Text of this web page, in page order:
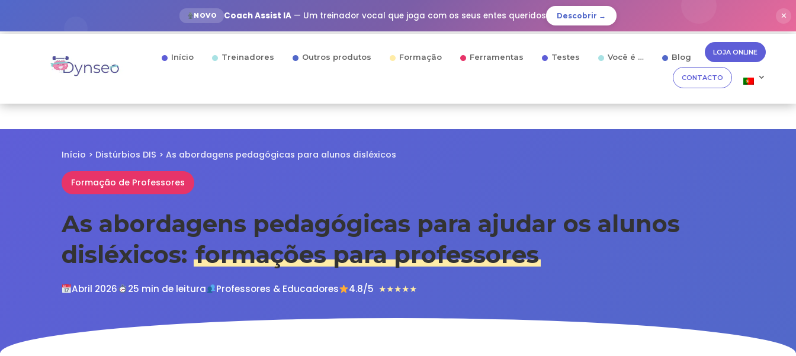
NOVO Coach Assist IA — Um treinador vocal que joga com os seus entes queridos Descobrir → ✕
Início Treinadores Outros produtos Formação Ferramentas Testes Você é … Blog LOJA ONLINE
CONTACTO
Início > Distúrbios DIS > As abordagens pedagógicas para alunos disléxicos
Formação de Professores
As abordagens pedagógicas para ajudar os alunos
disléxicos: formações para professores
Abril 2026 25 min de leitura Professores & Educadores 4.8/5 ★★★★★